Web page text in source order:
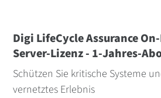
Digi LifeCycle Assurance
Server-Lizenz - 1-Jahres-
Schützen Sie kritische Systeme
vernetztes Erlebnis